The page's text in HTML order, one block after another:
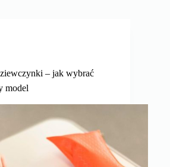
– jak wybrać
model